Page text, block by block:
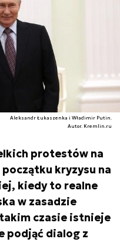
Aleksandr Łukaszenka i Władimir Putin.
Autor. Kremlin.ru
protestów na
kryzysu na
kiedy to realne
w zasadzie
czasie istnieje
podjąć dialog z